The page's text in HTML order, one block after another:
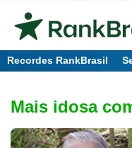
Recordes RankBrasil
Mais idosa